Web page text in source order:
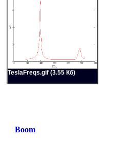
TeslaFreqs.gif (3.55 Кб)
Boom